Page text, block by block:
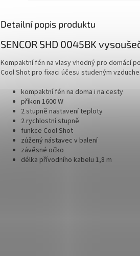
Detailní popis produktu
SENCOR SHD 0045BK
Kompaktní fén na vlasy vhodný pro domácí
Cool Shot pro fixaci účesu studeným
kompaktní fén na doma i na cesty
příkon 1600 W
2 stupně nastavení teploty
2 rychlostní stupně
funkce Cool Shot
zúžený nástavec v balení
závěsné očko
délka přívodního kabelu 1,8 m